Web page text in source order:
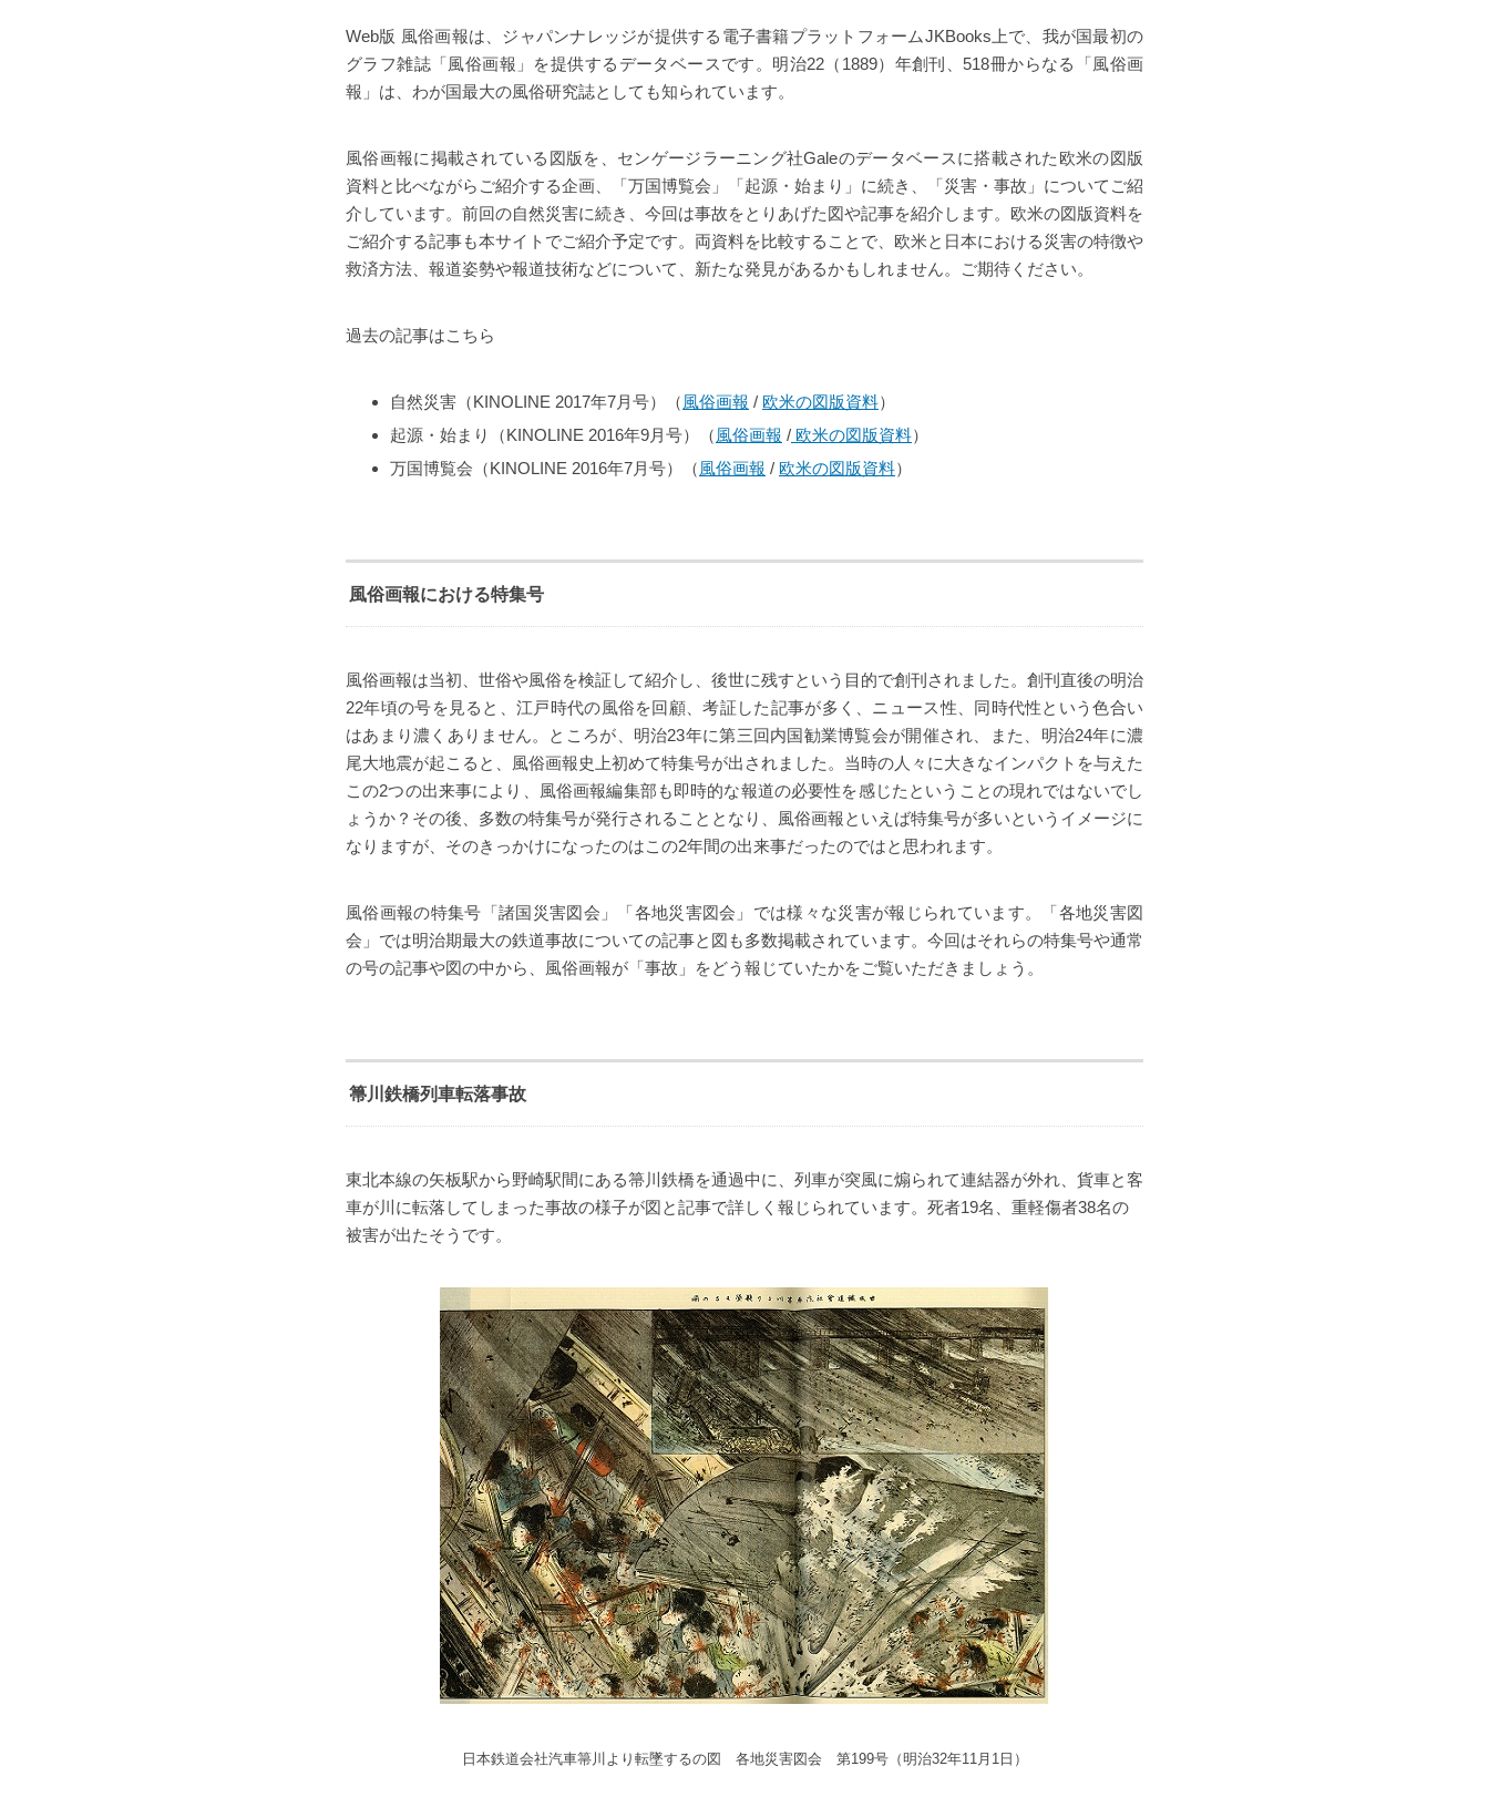
Web版 風俗画報は、ジャパンナレッジが提供する電子書籍プラットフォームJKBooks上で、我が国最初の
グラフ雑誌「風俗画報」を提供するデータベースです。明治22（1889）年創刊、518冊からなる「風俗画
報」は、わが国最大の風俗研究誌としても知られています。
風俗画報に掲載されている図版を、センゲージラーニング社Galeのデータベースに搭載された欧米の図版
資料と比べながらご紹介する企画、「万国博覧会」「起源・始まり」に続き、「災害・事故」についてご紹
介しています。前回の自然災害に続き、今回は事故をとりあげた図や記事を紹介します。欧米の図版資料を
ご紹介する記事も本サイトでご紹介予定です。両資料を比較することで、欧米と日本における災害の特徴や
救済方法、報道姿勢や報道技術などについて、新たな発見があるかもしれません。ご期待ください。
過去の記事はこちら
自然災害（KINOLINE 2017年7月号）（ 風俗画報 / 欧米の図版資料）
起源・始まり（KINOLINE 2016年9月号）（ 風俗画報 / 欧米の図版資料）
万国博覧会（KINOLINE 2016年7月号）（ 風俗画報 / 欧米の図版資料）
風俗画報における特集号
風俗画報は当初、世俗や風俗を検証して紹介し、後世に残すという目的で創刊されました。創刊直後の明治
22年頃の号を見ると、江戸時代の風俗を回顧、考証した記事が多く、ニュース性、同時代性という色合い
はあまり濃くありません。ところが、明治23年に第三回内国勧業博覧会が開催され、また、明治24年に濃
尾大地震が起こると、風俗画報史上初めて特集号が出されました。当時の人々に大きなインパクトを与えた
この2つの出来事により、風俗画報編集部も即時的な報道の必要性を感じたということの現れではないでし
ょうか？その後、多数の特集号が発行されることとなり、風俗画報といえば特集号が多いというイメージに
なりますが、そのきっかけになったのはこの2年間の出来事だったのではと思われます。
風俗画報の特集号「諸国災害図会」「各地災害図会」では様々な災害が報じられています。「各地災害図
会」では明治期最大の鉄道事故についての記事と図も多数掲載されています。今回はそれらの特集号や通常
の号の記事や図の中から、風俗画報が「事故」をどう報じていたかをご覧いただきましょう。
箒川鉄橋列車転落事故
東北本線の矢板駅から野崎駅間にある箒川鉄橋を通過中に、列車が突風に煽られて連結器が外れ、貨車と客
車が川に転落してしまった事故の様子が図と記事で詳しく報じられています。死者19名、重軽傷者38名の
被害が出たそうです。
日本鉄道会社汽車箒川より転墜するの図 各地災害図会 第199号（明治32年11月1日）